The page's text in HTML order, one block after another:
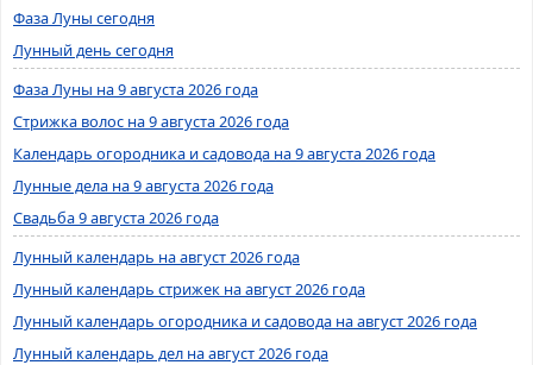
Фаза Луны сегодня
Лунный день сегодня
Фаза Луны на 9 августа 2026 года
Стрижка волос на 9 августа 2026 года
Календарь огородника и садовода на 9 августа 2026 года
Лунные дела на 9 августа 2026 года
Свадьба 9 августа 2026 года
Лунный календарь на август 2026 года
Лунный календарь стрижек на август 2026 года
Лунный календарь огородника и садовода на август 2026 года
Лунный календарь дел на август 2026 года